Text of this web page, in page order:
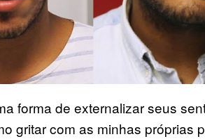
forma de externalizar seus
gritar com as minhas próprias